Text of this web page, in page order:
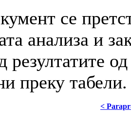
се
анализа и
резултатите
преку табели.
<